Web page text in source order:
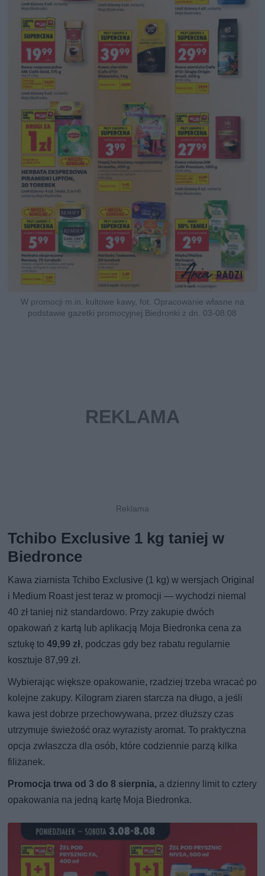
W promocji m.in. kultowe kawy, fot. Opracowanie własne na
podstawie gazetki promocyjnej Biedronki z dn. 03-08.08
Tchibo Exclusive 1 kg taniej w
Biedronce
Kawa ziarnista Tchibo Exclusive (1 kg) w wersjach Original
i Medium Roast jest teraz w promocji — wychodzi niemal
40 zł taniej niż standardowo. Przy zakupie dwóch
opakowań z kartą lub aplikacją Moja Biedronka cena za
sztukę to49,99 zł, podczas gdy bez rabatu regularnie
kosztuje 87,99 zł.
Wybierając większe opakowanie, rzadziej trzeba wracać po
kolejne zakupy. Kilogram ziaren starcza na długo, a jeśli
kawa jest dobrze przechowywana, przez dłuższy czas
utrzymuje świeżość oraz wyrazisty aromat. To praktyczna
opcja zwłaszcza dla osób, które codziennie parzą kilka
filiżanek.
Promocja trwa od 3 do 8 sierpnia, a dzienny limit to cztery
opakowania na jedną kartę Moja Biedronka.